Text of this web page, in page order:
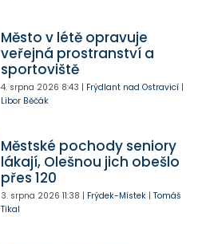
Město v létě opravuje
veřejná prostranství a
sportoviště
4. srpna 2026 8:43 | Frýdlant nad Ostravicí|
Libor Běčák
Městské pochody seniory
lákají, Olešnou jich obešlo
přes 120
3. srpna 2026 11:38 | Frýdek-Místek| Tomáš
Tikal